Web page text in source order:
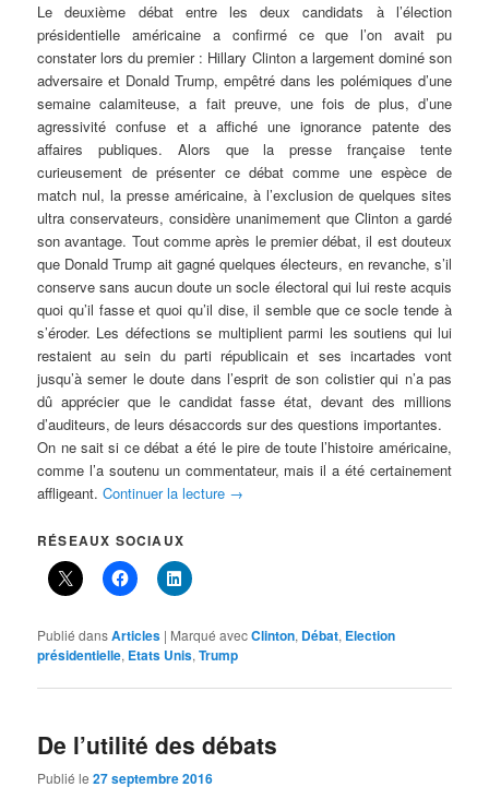
Le deuxième débat entre les deux candidats à l’élection
présidentielle américaine a confirmé ce que l’on avait pu
constater lors du premier : Hillary Clinton a largement dominé son
adversaire et Donald Trump, empêtré dans les polémiques d’une
semaine calamiteuse, a fait preuve, une fois de plus, d’une
agressivité confuse et a affiché une ignorance patente des
affaires publiques. Alors que la presse française tente
curieusement de présenter ce débat comme une espèce de
match nul, la presse américaine, à l’exclusion de quelques sites
ultra conservateurs, considère unanimement que Clinton a gardé
son avantage. Tout comme après le premier débat, il est douteux
que Donald Trump ait gagné quelques électeurs, en revanche, s’il
conserve sans aucun doute un socle électoral qui lui reste acquis
quoi qu’il fasse et quoi qu’il dise, il semble que ce socle tende à
s’éroder. Les défections se multiplient parmi les soutiens qui lui
restaient au sein du parti républicain et ses incartades vont
jusqu’à semer le doute dans l’esprit de son colistier qui n’a pas
dû apprécier que le candidat fasse état, devant des millions
d’auditeurs, de leurs désaccords sur des questions importantes.
On ne sait si ce débat a été le pire de toute l’histoire américaine,
comme l’a soutenu un commentateur, mais il a été certainement
affligeant.Continuer la lecture →
RÉSEAUX SOCIAUX
Publié dansArticles | Marqué avecClinton, Débat, Election
présidentielle, Etats Unis,Trump
De l’utilité des débats
Publié le27 septembre 2016